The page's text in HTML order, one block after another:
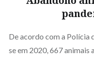
De acordo com a Polícia
se em 2020, 667 animais